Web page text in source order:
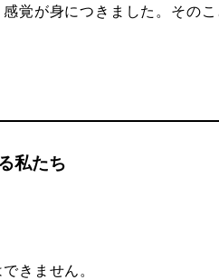
覚が身につきました。その
私たち
きません。